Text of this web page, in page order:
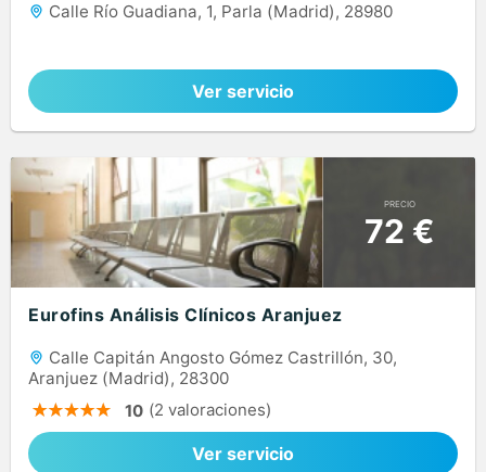
Calle Río Guadiana, 1, Parla (Madrid), 28980
Ver servicio
PRECIO
72 €
Eurofins Análisis Clínicos Aranjuez
Calle Capitán Angosto Gómez Castrillón, 30,
Aranjuez (Madrid), 28300
10 (2 valoraciones)
Ver servicio